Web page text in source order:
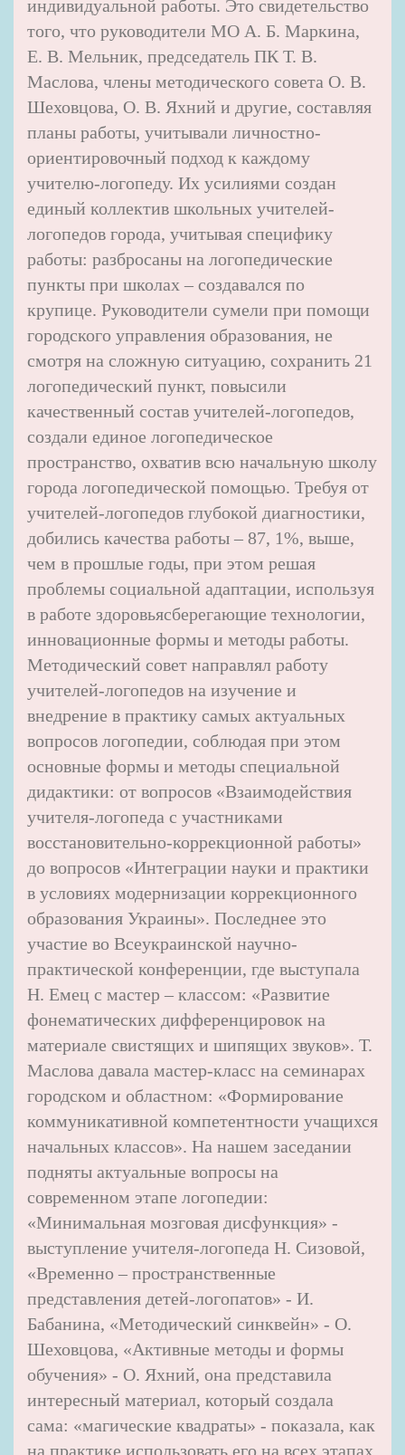
индивидуальной работы. Это свидетельство
того, что руководители МО А. Б. Маркина,
Е. В. Мельник, председатель ПК Т. В.
Маслова, члены методического совета О. В.
Шеховцова, О. В. Яхний и другие, составляя
планы работы, учитывали личностно-
ориентировочный подход к каждому
учителю-логопеду. Их усилиями создан
единый коллектив школьных учителей-
логопедов города, учитывая специфику
работы: разбросаны на логопедические
пункты при школах – создавался по
крупице. Руководители сумели при помощи
городского управления образования, не
смотря на сложную ситуацию, сохранить 21
логопедический пункт, повысили
качественный состав учителей-логопедов,
создали единое логопедическое
пространство, охватив всю начальную школу
города логопедической помощью. Требуя от
учителей-логопедов глубокой диагностики,
добились качества работы – 87, 1%, выше,
чем в прошлые годы, при этом решая
проблемы социальной адаптации, используя
в работе здоровьясберегающие технологии,
инновационные формы и методы работы.
Методический совет направлял работу
учителей-логопедов на изучение и
внедрение в практику самых актуальных
вопросов логопедии, соблюдая при этом
основные формы и методы специальной
дидактики: от вопросов «Взаимодействия
учителя-логопеда с участниками
восстановительно-коррекционной работы»
до вопросов «Интеграции науки и практики
в условиях модернизации коррекционного
образования Украины». Последнее это
участие во Всеукраинской научно-
практической конференции, где выступала
Н. Емец с мастер – классом: «Развитие
фонематических дифференцировок на
материале свистящих и шипящих звуков». Т.
Маслова давала мастер-класс на семинарах
городском и областном: «Формирование
коммуникативной компетентности учащихся
начальных классов». На нашем заседании
подняты актуальные вопросы на
современном этапе логопедии:
«Минимальная мозговая дисфункция» -
выступление учителя-логопеда Н. Сизовой,
«Временно – пространственные
представления детей-логопатов» - И.
Бабанина, «Методический синквейн» - О.
Шеховцова, «Активные методы и формы
обучения» - О. Яхний, она представила
интересный материал, который создала
сама: «магические квадраты» - показала, как
на практике использовать его на всех этапах